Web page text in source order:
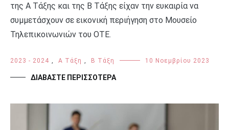
της Α Τάξης και της Β Τάξης είχαν την ευκαιρία να
συμμετάσχουν σε εικονική περιήγηση στο Μουσείο
Τηλεπικοινωνιών του ΟΤΕ.
2023 - 2024 , Α Τάξη , Β Τάξη 10 Νοεμβρίου 2023
ΔΙΑΒΆΣΤΕ ΠΕΡΙΣΣΌΤΕΡΑ